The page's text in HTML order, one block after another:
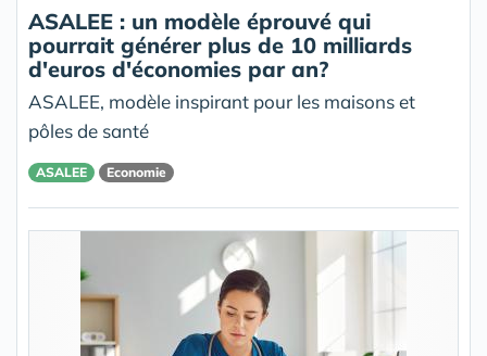
ASALEE : un modèle éprouvé qui
pourrait générer plus de 10 milliards
d'euros d'économies par an?
ASALEE, modèle inspirant pour les maisons et
pôles de santé
ASALEE Economie